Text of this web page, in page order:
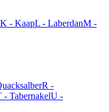
K - KaapL - LaberdanM -
R -
- TabernakelU -